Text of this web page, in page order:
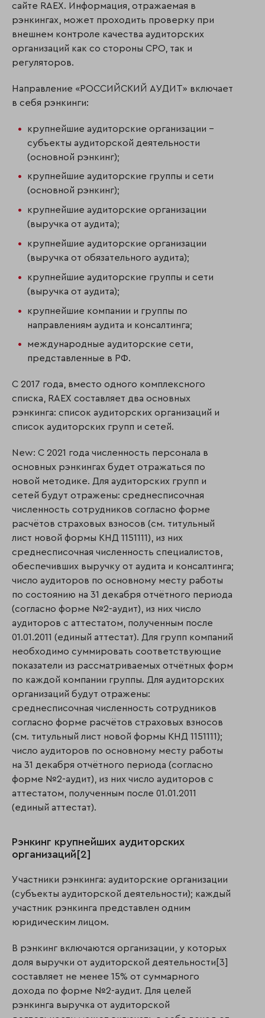
сайте RAEX. Информация, отражаемая в
рэнкингах, может проходить проверку при
внешнем контроле качества аудиторских
организаций как со стороны СРО, так и
регуляторов.
Направление «РОССИЙСКИЙ АУДИТ» включает
в себя рэнкинги:
крупнейшие аудиторские организации –
субъекты аудиторской деятельности
(основной рэнкинг);
крупнейшие аудиторские группы и сети
(основной рэнкинг);
крупнейшие аудиторские организации
(выручка от аудита);
крупнейшие аудиторские организации
(выручка от обязательного аудита);
крупнейшие аудиторские группы и сети
(выручка от аудита);
крупнейшие компании и группы по
направлениям аудита и консалтинга;
международные аудиторские сети,
представленные в РФ.
С 2017 года, вместо одного комплексного
списка, RAEX составляет два основных
рэнкинга: список аудиторских организаций и
список аудиторских групп и сетей.
New: С 2021 года численность персонала в
основных рэнкингах будет отражаться по
новой методике. Для аудиторских групп и
сетей будут отражены: среднесписочная
численность сотрудников согласно форме
расчётов страховых взносов (см. титульный
лист новой формы КНД 1151111), из них
среднесписочная численность специалистов,
обеспечивших выручку от аудита и консалтинга;
число аудиторов по основному месту работы
по состоянию на 31 декабря отчётного периода
(согласно форме №2-аудит), из них число
аудиторов с аттестатом, полученным после
01.01.2011 (единый аттестат). Для групп компаний
необходимо суммировать соответствующие
показатели из рассматриваемых отчётных форм
по каждой компании группы. Для аудиторских
организаций будут отражены:
среднесписочная численность сотрудников
согласно форме расчётов страховых взносов
(см. титульный лист новой формы КНД 1151111);
число аудиторов по основному месту работы
на 31 декабря отчётного периода (согласно
форме №2-аудит), из них число аудиторов с
аттестатом, полученным после 01.01.2011
(единый аттестат).
Рэнкинг крупнейших аудиторских
организаций[2]
Участники рэнкинга: аудиторские организации
(субъекты аудиторской деятельности); каждый
участник рэнкинга представлен одним
юридическим лицом.
В рэнкинг включаются организации, у которых
доля выручки от аудиторской деятельности[3]
составляет не менее 15% от суммарного
дохода по форме №2-аудит. Для целей
рэнкинга выручка от аудиторской